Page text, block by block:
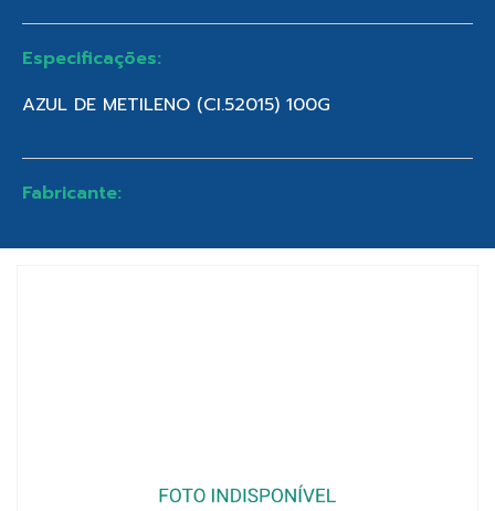
Especificações:
AZUL DE METILENO (CI.52015) 100G
Fabricante: